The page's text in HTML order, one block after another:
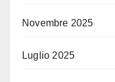
Novembre 2025
Luglio 2025